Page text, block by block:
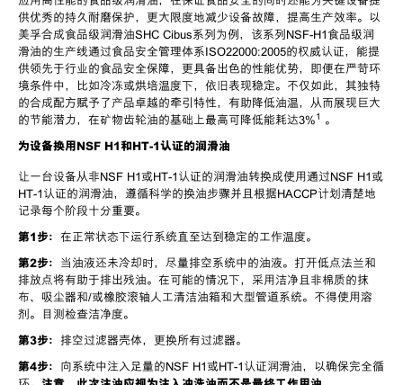
供优秀的持久耐磨保护，更大限度地减少设备故障，提高生产效率。以
美孚合成食品级润滑油SHC Cibus系列为例，该系列 NSF-H1食品级润
滑油的生产线通过食品安全管理体系ISO22000:2005的权威认证，能提
供领先于行业的食品安全保障，更具备出色的性能优势，即便在严苛环
境条件中，比如冷冻或烘培温度下，依旧表现稳定。不仅如此，其独特
的合成配方赋予了产品卓越的牵引特性，有助降低油温，从而展现巨大
的节能潜力，在矿物齿轮油的基础上最高可降低能耗达3%1
。
为设备换用 NSF H1和HT-1认证的润滑油
让一台设备从非NSF H1或HT-1 认证的润滑油转换成使用通过NSF H1或
HT-1 认证的润滑油，遵循科学的换油步骤并且根据HACCP计划清楚地
记录每个阶段十分重要。
第1 步： 在正常状态下运行系统直至达到稳定的工作温度。
第2步： 当油液还未冷却时，尽量排空系统中的油液。打开低点法兰和
排放点将有助于排出残油。在可能的情况下，采用洁净且非棉质的抹
布、吸尘器和/或橡胶滚轴人工清洁油箱和大型管道系统。不得使用溶
剂。目测检查洁净度。
第3步： 排空过滤器壳体，更换所有过滤器。
第4步： 向系统中注入足量的NSF H1或HT-1 认证润滑油，以确保完全循